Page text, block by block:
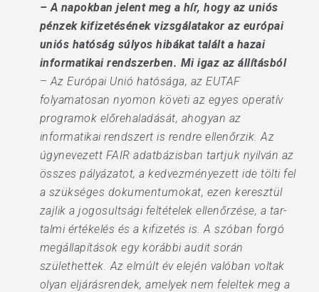
– A napokban jelent meg a hír, hogy az uniós
pénzek kifizetésének vizsgálatakor az európai
uniós ható­ság súlyos hibákat talált a hazai
informatikai rendszerben. Mi igaz az állításból
– Az Európai Unió hatósága, az EUTAF
folyamatosan nyomon követi az egyes operatív
programok előrehaladását, ahogyan az
informatikai rendszert is rendre ellenőrzik. Az
úgynevezett FAIR adatbázisban tartjuk nyilván az
összes pályázatot, a kedvezményezett ide tölti fel
a szükséges dokumentumokat, ezen keresztül
zajlik a jogosultsági feltételek ellenőrzése, a tar­
talmi értékelés és a kifizetés is. A szóban forgó
megállapítások egy korábbi audit során
születhettek. Az elmúlt év elején valóban voltak
olyan eljárásrendek, amelyek nem feleltek meg a